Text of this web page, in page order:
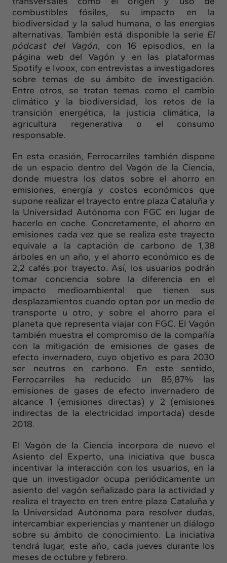
combustibles fósiles, su impacto en la
biodiversidad y la salud humana, o las energías
alternativas. También está disponible la serie El
pódcast del Vagón, con 16 episodios, en la
página web del Vagón y en las plataformas
Spotify e Ivoox, con entrevistas a investigadores
sobre temas de su ámbito de investigación.
Entre otros, se tratan temas como el cambio
climático y la biodiversidad, los retos de la
transición energética, la justicia climática, la
agricultura regenerativa o el consumo
responsable.
En esta ocasión, Ferrocarriles también dispone
de un espacio dentro del Vagón de la Ciencia,
donde muestra los datos sobre el ahorro en
emisiones, energía y costos económicos que
supone realizar el trayecto entre plaza Cataluña y
la Universidad Autónoma con FGC en lugar de
hacerlo en coche. Concretamente, el ahorro en
emisiones cada vez que se realiza este trayecto
equivale a la captación de carbono de 1,38
árboles en un año, y el ahorro económico es de
2,2 cafés por trayecto. Así, los usuarios podrán
tomar conciencia sobre la diferencia en el
impacto medioambiental que tienen sus
desplazamientos cuando optan por un medio de
transporte u otro, y sobre el ahorro para el
planeta que representa viajar con FGC. El Vagón
también muestra el compromiso de la compañía
con la mitigación de emisiones de gases de
efecto invernadero, cuyo objetivo es para 2030
ser neutros en carbono. En este sentido,
Ferrocarriles ha reducido un 85,87% las
emisiones de gases de efecto invernadero de
alcance 1 (emisiones directas) y 2 (emisiones
indirectas de la electricidad importada) desde
2018.
El Vagón de la Ciencia incorpora de nuevo el
Asiento del Experto, una iniciativa que busca
incentivar la interacción con los usuarios, en la
que un investigador ocupa periódicamente un
asiento del vagón señalizado para la actividad y
realiza el trayecto en tren entre plaza Cataluña y
la Universidad Autónoma para resolver dudas,
intercambiar experiencias y mantener un diálogo
sobre su ámbito de conocimiento. La iniciativa
tendrá lugar, este año, cada jueves durante los
meses de octubre y febrero.